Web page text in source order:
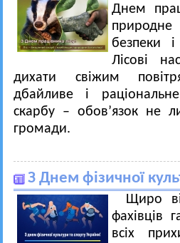
Днем
природне
безпеки і
Лісові
дихати свіжим
дбайливе і
скарбу – обов’язок не
громади.
З Днем фізичної
Щиро
фахівців
всіх